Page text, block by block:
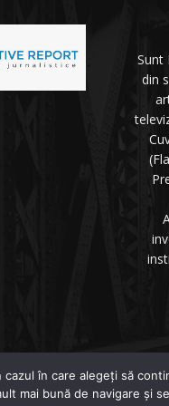
Sunt
din
©
în care alegeți să
mai bună de navigare și